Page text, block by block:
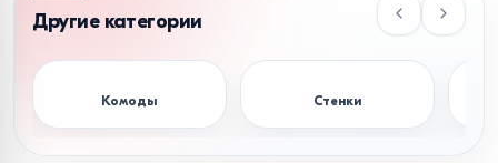
удобной:
Низкие цены -прямые поставки позволяют нам
предлагать конкурентную стоимость угловых диванов в
Молдове.
Другие категории
Комоды Стенки